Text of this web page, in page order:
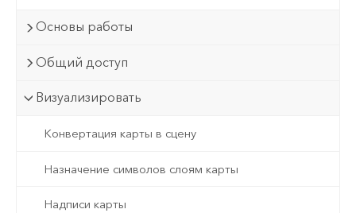
Основы работы
Общий доступ
Визуализировать
Конвертация карты в сцену
Назначение символов слоям карты
Надписи карты